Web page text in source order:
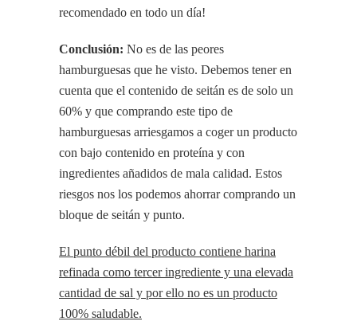
recomendado en todo un día!
Conclusión: No es de las peores
hamburguesas que he visto. Debemos tener en
cuenta que el contenido de seitán es de solo un
60% y que comprando este tipo de
hamburguesas arriesgamos a coger un producto
con bajo contenido en proteína y con
ingredientes añadidos de mala calidad. Estos
riesgos nos los podemos ahorrar comprando un
bloque de seitán y punto.
El punto débil del producto contiene harina
refinada como tercer ingrediente y una elevada
cantidad de sal y por ello no es un producto
100% saludable.